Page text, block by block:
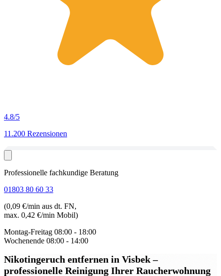
4.8/5
11.200 Rezensionen
Professionelle fachkundige Beratung
01803 80 60 33
(0,09 €/min aus dt. FN,
max. 0,42 €/min Mobil)
Montag-Freitag 08:00 - 18:00
Wochenende 08:00 - 14:00
Nikotingeruch entfernen in Visbek–
professionelle Reinigung Ihrer Raucherwohnung